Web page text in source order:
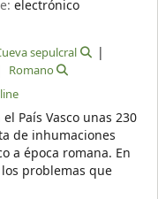
electrónico
sepulcral
Romano
País Vasco unas 230
de inhumaciones
a época romana. En
problemas que